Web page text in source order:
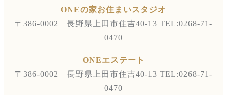
ONEの家お住まいスタジオ
〒386-0002 長野県上田市住吉40-13 TEL:0268-71-
0470
ONEエステート
〒386-0002 長野県上田市住吉40-13 TEL:0268-71-
0470